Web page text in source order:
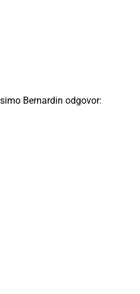
Bernardin odgovor: